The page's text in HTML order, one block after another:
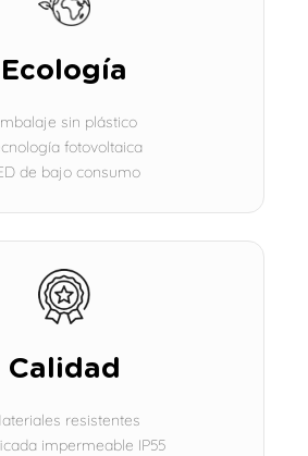
Ecología
sin plástico
fotovoltaica
de bajo consumo
Calidad
resistentes
impermeable IP55